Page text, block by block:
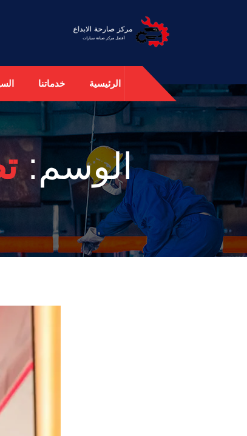
الرئيسية خدماتنا
الوسم: